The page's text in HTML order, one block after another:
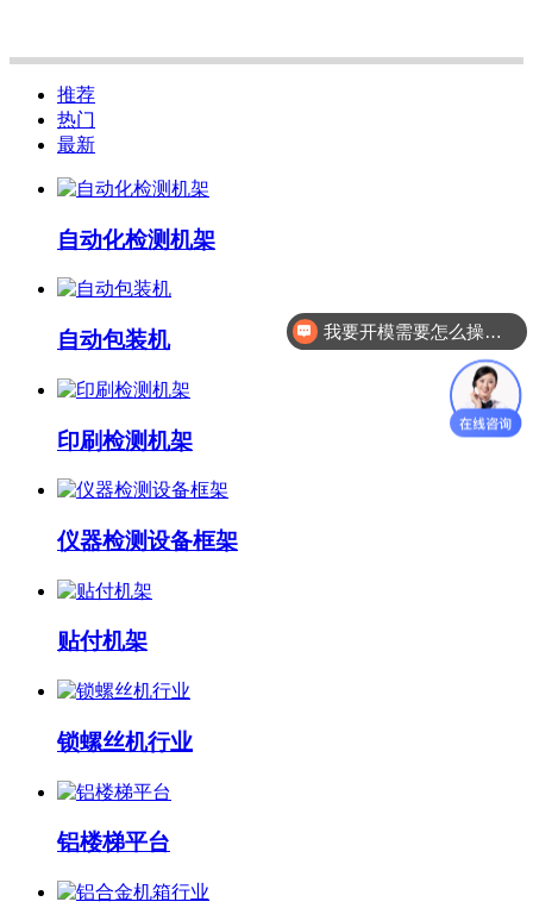
推荐
热门
最新
自动化检测机架
自动包装机
印刷检测机架
仪器检测设备框架
贴付机架
锁螺丝机行业
铝楼梯平台
我要开模需要怎么操作？